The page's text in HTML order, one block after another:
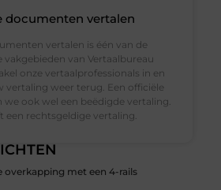
overkapping met een 4-rails
documenten vertalen
vertalen is één van de
vakgebieden van Vertaalbureau
onze vertaalprofessionals in en
vertaling weer terug. Een officiële
ook wel een beëdigde vertaling.
een rechtsgeldige vertaling.